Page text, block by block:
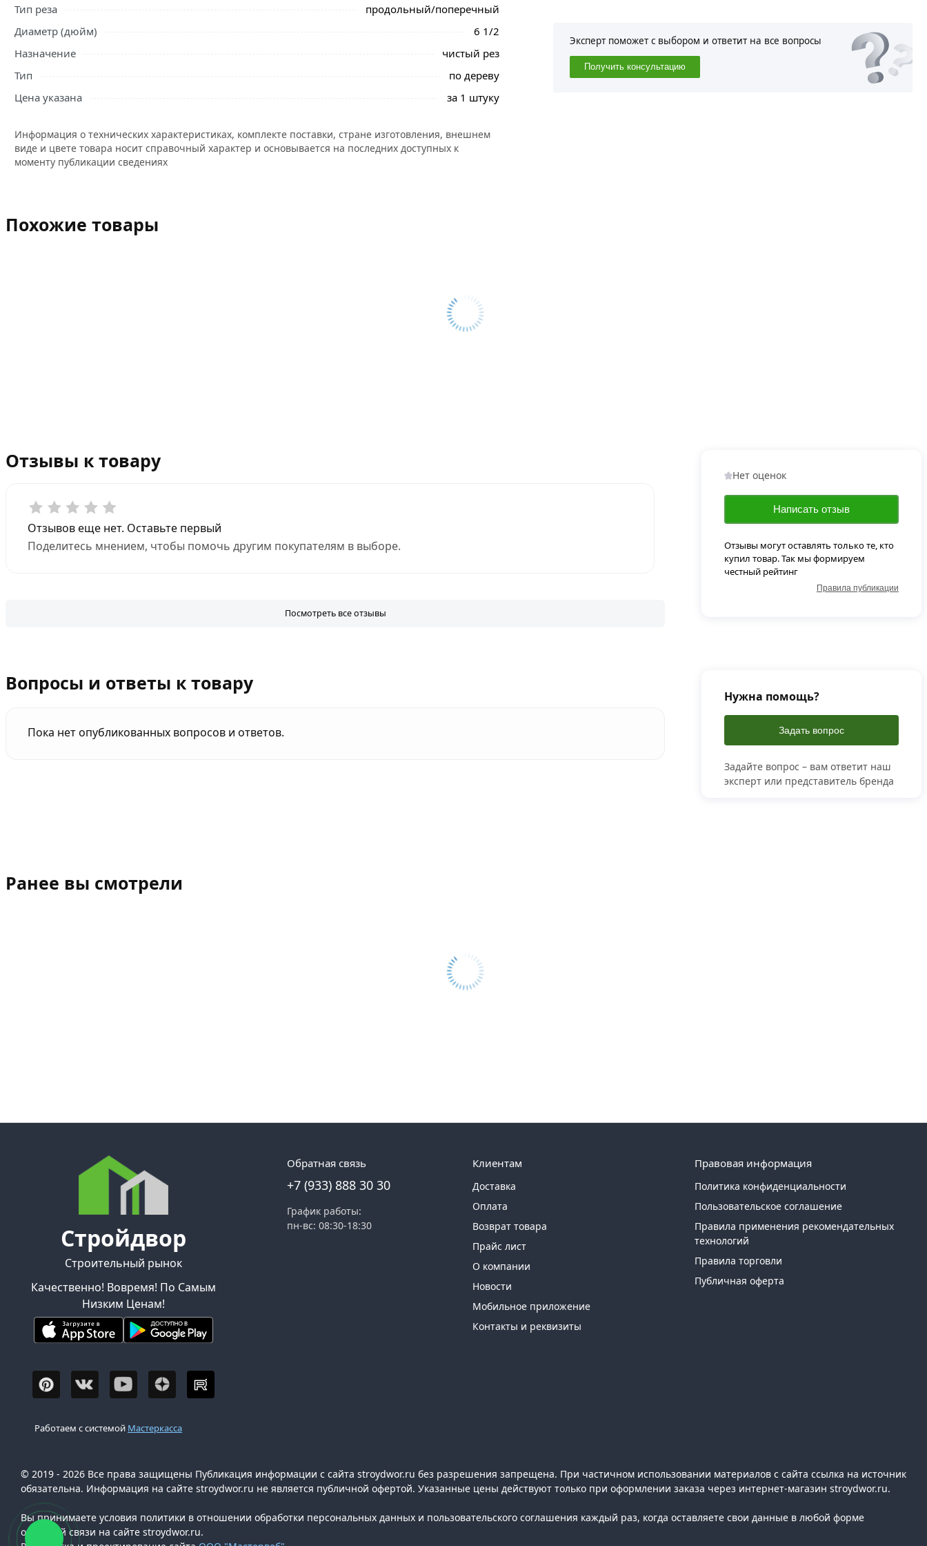
Тип реза
продольный/поперечный
Диаметр (дюйм)
6 1/2
Назначение
чистый рез
Тип
по дереву
Цена указана
за 1 штуку
Информация о технических характеристиках, комплекте поставки, стране изготовления, внешнем
виде и цвете товара носит справочный характер и основывается на последних доступных к
моменту публикации сведениях
Эксперт поможет с выбором и ответит на все вопросы
Получить консультацию
Похожие товары
Отзывы к товару
Отзывов еще нет. Оставьте первый
Поделитесь мнением, чтобы помочь другим покупателям в выборе.
Посмотреть все отзывы
Нет оценок
Написать отзыв
Отзывы могут оставлять только те, кто
купил товар. Так мы формируем
честный рейтинг
Правила публикации
Вопросы и ответы к товару
Пока нет опубликованных вопросов и ответов.
Нужна помощь?
Задать вопрос
Задайте вопрос – вам ответит наш
эксперт или представитель бренда
Ранее вы смотрели
Стройдвор
Строительный рынок
Качественно! Вовремя! По Самым
Низким Ценам!
Обратная связь
+7 (933) 888 30 30
График работы:
пн-вс: 08:30-18:30
Клиентам
Доставка
Оплата
Возврат товара
Прайс лист
О компании
Новости
Мобильное приложение
Контакты и реквизиты
Правовая информация
Политика конфиденциальности
Пользовательское соглашение
Правила применения рекомендательных
технологий
Правила торговли
Публичная оферта
Работаем с системой Мастеркасса
© 2019 - 2026 Все права защищены Публикация информации с сайта stroydwor.ru без разрешения запрещена. При частичном использовании материалов с сайта ссылка на источник
обязательна. Информация на сайте stroydwor.ru не является публичной офертой. Указанные цены действуют только при оформлении заказа через интернет-магазин stroydwor.ru.
Вы принимаете условия политики в отношении обработки персональных данных и пользовательского соглашения каждый раз, когда оставляете свои данные в любой форме
обратной связи на сайте stroydwor.ru.